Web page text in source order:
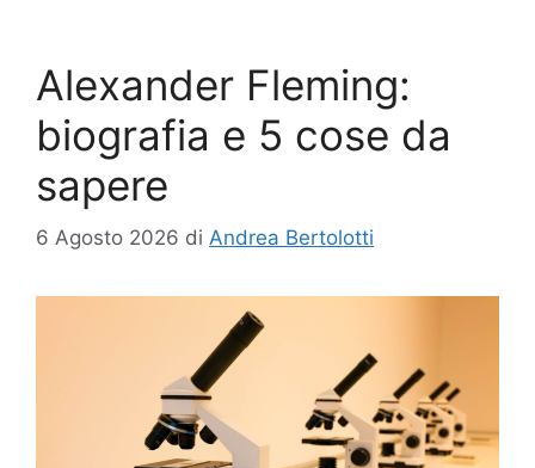
Alexander Fleming:
biografia e 5 cose da
sapere
6 Agosto 2026 di Andrea Bertolotti